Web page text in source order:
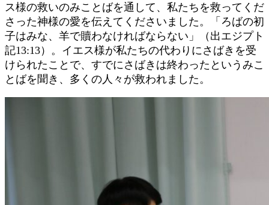
ス様の救いのみことばを通して、私たちを救ってくだ
さった神様の愛を伝えてくださいました。「ろばの初
子はみな、羊で贖わなければならない」（出エジプト
記13:13）。イエス様が私たちの代わりにさばきを受
けられたことで、すでにさばきは終わったというみこ
とばを聞き、多くの人々が救われました。